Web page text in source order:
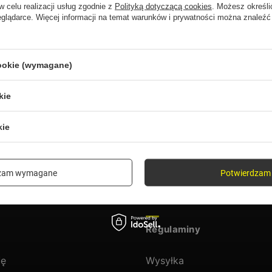
produkt nie został
sklepie, możesz skorzystać ze specjalnego formularza i
Regulaminy
Wysyłka
celu realizacji usług zgodnie z Polityką dotyczącą cookies . Możesz
Więcej informacji na temat warunków i prywatności można
(wymagane)
wymagane